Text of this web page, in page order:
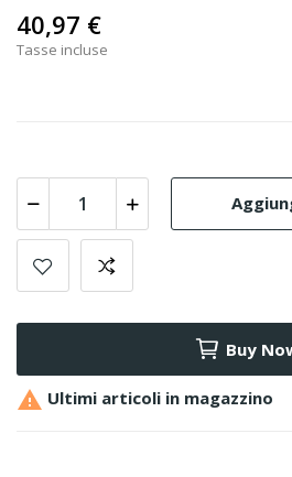
40,97 €
Tasse incluse
Buy
 Ultimi articoli in magazzino